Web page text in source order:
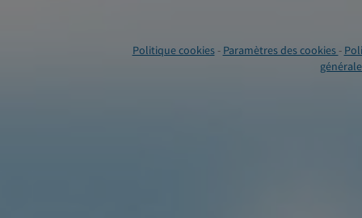
Politique cookies- Paramètres des cookies-